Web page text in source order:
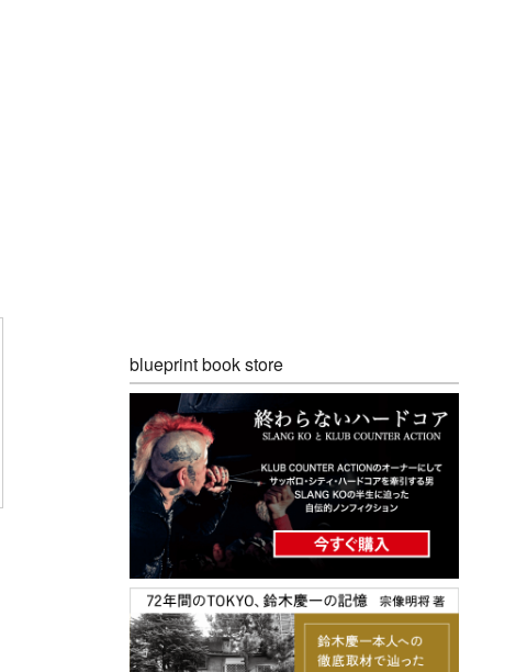
blueprint book store